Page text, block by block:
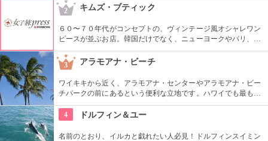
で年間100万人以上の観光客が訪れます。
2 キムズ・ブティック
６０〜７０年代がコンセプトの、ヴィンテージ風オシャレワン
ピースが並ぶお店。韓国だけでなく、ニューヨークやパリ、ロ
ンドンでも有名というコチラは、キャメロンディアスなども愛
用とか。質感や柄だけでなく、素材の全てを韓国内で調達する
という徹底したこだわりと、リーズナブルなお値段で買える事
が人気の理由。
3 アラモアナ・ビーチ
ワイキキから近く、アラモアナ・センターやアラモアナ・ビー
チパークの前にあるという便利な立地です。ハワイでも最も美
しいサンセットが見られると評判です。地元の方も多く、休日
はバーベキューやピクニックをしている人も見られます。
4 ドルフィン＆ユー
名前のとおり、イルカと戯れたい人必見！ドルフィンスイミン